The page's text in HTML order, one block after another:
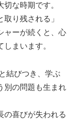
な時期です。
り残される」
ャーが続くと、心
まいます。
結びつき、学ぶ
別の問題も生まれ
の喜びが失われる